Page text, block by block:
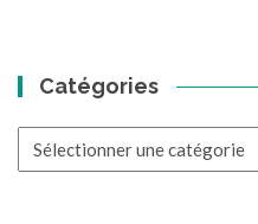
Catégories
Catégories